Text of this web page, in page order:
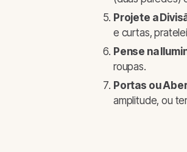
Projete a
e curtas,
Pense na
roupas.
Portas ou
amplitude, ou